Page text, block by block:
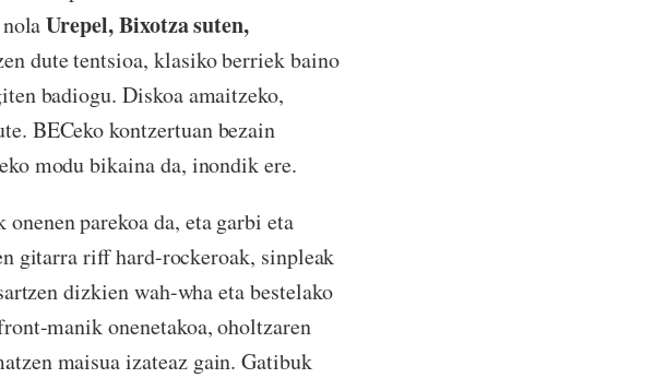
nolaUrepel, Bixotza suten,
dute tentsioa, klasiko berriek baino
badiogu. Diskoa amaitzeko,
BECeko kontzertuan bezain
modu bikaina da, inondik ere.
parekoa da, eta garbi eta
gitarra riff hard-rockeroak, sinpleak
dizkien wah-wha eta bestelako
manik onenetakoa, oholtzaren
maisua izateaz gain. Gatibuk